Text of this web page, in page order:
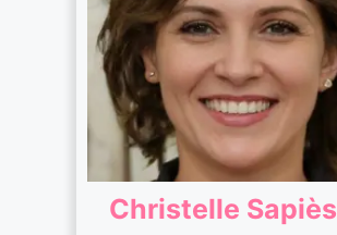
Christelle Sapiès